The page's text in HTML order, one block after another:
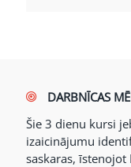
DARBNĪCAS
Šie 3 dienu kursi
izaicinājumu
saskaras,